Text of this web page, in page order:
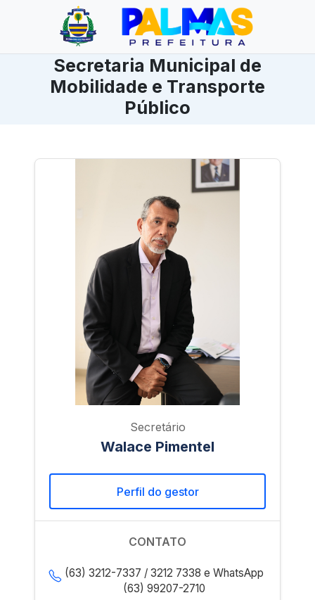
Secretaria Municipal de
Mobilidade e Transporte
Público
Secretário
Walace Pimentel
Perfil do gestor
CONTATO
(63) 3212-7337 / 3212 7338 e WhatsApp
(63) 99207-2710